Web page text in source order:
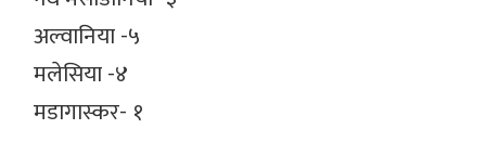
अल्वानिया -५
मलेसिया -४
मडागास्कर- १